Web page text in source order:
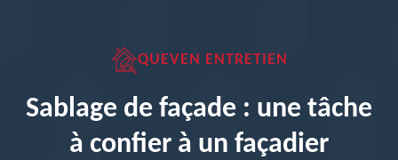
QUEVEN ENTRETIEN
Sablage de façade : une tâche
à confier à un façadier